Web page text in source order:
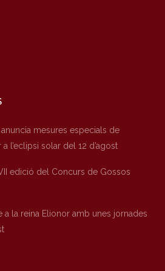
anuncia mesures especials de
l’eclipsi solar del 12 d’agost
edició del Concurs de Gossos
a la reina Elionor amb unes jornades